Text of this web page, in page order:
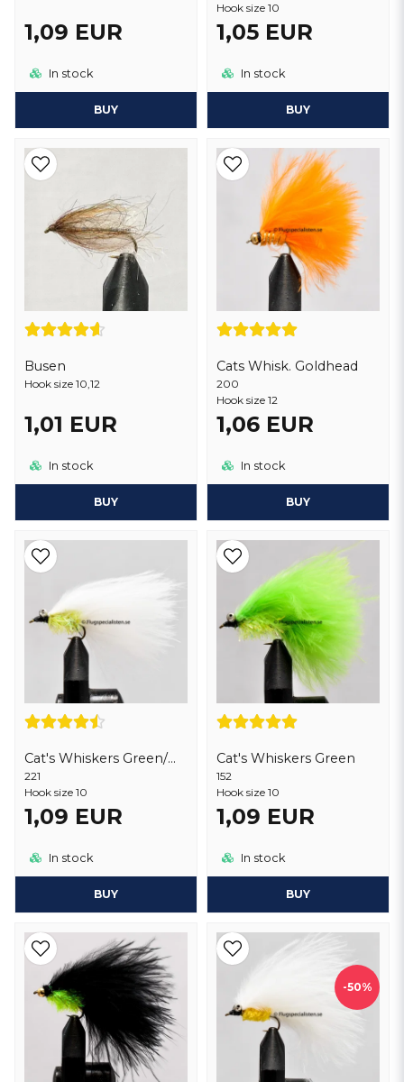
1,09 EUR
In stock
BUY
Hook size 10
1,05 EUR
In stock
BUY
Busen
Hook size 10,12
1,01 EUR
In stock
BUY
Cats Whisk. Goldhead
200
Hook size 12
1,06 EUR
In stock
BUY
Cat's Whiskers Green/White
221
Hook size 10
1,09 EUR
In stock
BUY
Cat's Whiskers Green
152
Hook size 10
1,09 EUR
In stock
BUY
-50%